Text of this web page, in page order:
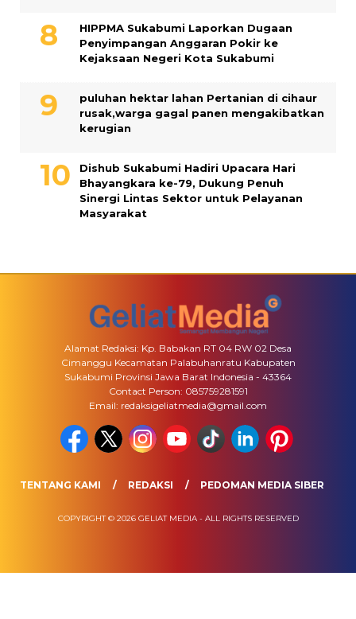
HIPPMA Sukabumi Laporkan Dugaan
Penyimpangan Anggaran Pokir ke
Kejaksaan Negeri Kota Sukabumi
puluhan hektar lahan Pertanian di cihaur
rusak,warga gagal panen mengakibatkan
kerugian
Dishub Sukabumi Hadiri Upacara Hari
Bhayangkara ke-79, Dukung Penuh
Sinergi Lintas Sektor untuk Pelayanan
Masyarakat
Alamat Redaksi: Kp. Babakan RT 04 RW 02 Desa
Cimanggu Kecamatan Palabuhanratu Kabupaten
Sukabumi Provinsi Jawa Barat Indonesia - 43364
Contact Person: 085759281591
Email: redaksigeliatmedia@gmail.com
TENTANG KAMI REDAKSI PEDOMAN MEDIA SIBER
COPYRIGHT © 2026 GELIAT MEDIA - ALL RIGHTS RESERVED